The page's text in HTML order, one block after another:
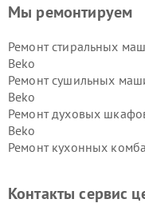
Мы ремонтируем
Ремонт стиральных
Beko
Ремонт сушильных
Beko
Ремонт духовых
Beko
Ремонт кухонных
Ремонт холодильников
Контакты сервис